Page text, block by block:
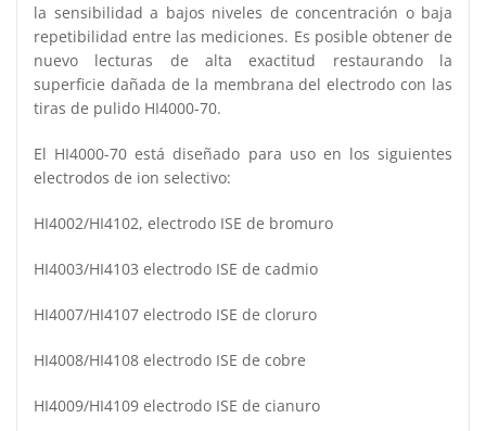
la sensibilidad a bajos niveles de concentración o baja
repetibilidad entre las mediciones. Es posible obtener de
nuevo lecturas de alta exactitud restaurando la
superficie dañada de la membrana del electrodo con las
tiras de pulido HI4000-70.
El HI4000-70 está diseñado para uso en los siguientes
electrodos de ion selectivo:
HI4002/HI4102, electrodo ISE de bromuro
HI4003/HI4103 electrodo ISE de cadmio
HI4007/HI4107 electrodo ISE de cloruro
HI4008/HI4108 electrodo ISE de cobre
HI4009/HI4109 electrodo ISE de cianuro